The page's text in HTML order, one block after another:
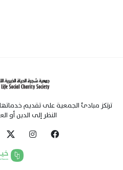
ترتكز مبادئ الجمعية على تقديم
النظر إلى الدين أو